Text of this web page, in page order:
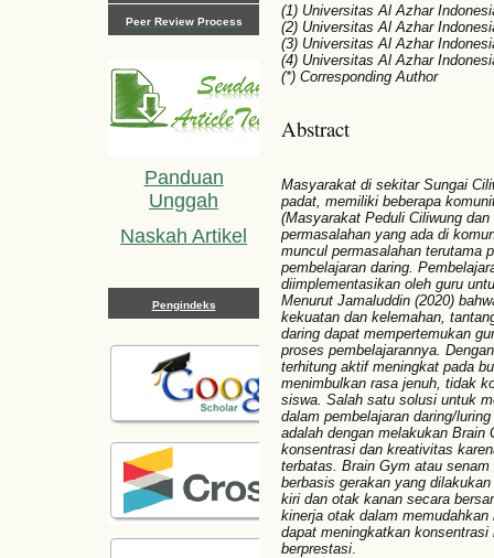
Peer Review Process
Panduan
Unggah
Naskah Artikel
Pengindeks
(1) Universitas Al Azhar
(2) Universitas Al Azhar
(3) Universitas Al Azhar
(4) Universitas Al Azhar
(*) Corresponding Author
Abstract
Masyarakat di sekitar Sungai
padat, memiliki beberapa
(Masyarakat Peduli Ciliwung
permasalahan yang ada di
muncul permasalahan terutama
pembelajaran daring.
diimplementasikan oleh guru
Menurut Jamaluddin (2020)
kekuatan dan kelemahan,
daring dapat mempertemukan
proses pembelajarannya.
terhitung aktif meningkat pada
menimbulkan rasa jenuh, tidak
siswa. Salah satu solusi untuk
dalam pembelajaran daring/
adalah dengan melakukan Brain
konsentrasi dan kreativitas
terbatas. Brain Gym atau
berbasis gerakan yang
kiri dan otak kanan secara
kinerja otak dalam
dapat meningkatkan
berprestasi.